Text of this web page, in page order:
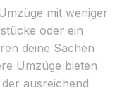
mit weniger
oder ein
deine Sachen
Umzüge bieten
ausreichend